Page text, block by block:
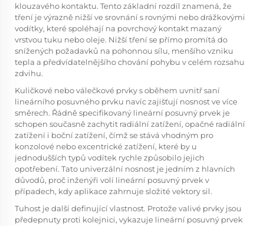
klouzavého kontaktu. Tento základní rozdíl znamená, že
tření je výrazně nižší ve srovnání s rovnými nebo drážkovými
vodítky, které spoléhají na povrchový kontakt mazaný
vrstvou tuku nebo oleje. Nižší tření se přímo promítá do
snížených požadavků na pohonnou sílu, menšího vzniku
tepla a předvídatelnějšího chování pohybu v celém rozsahu
zdvihu.
Kuličkové nebo válečkové prvky s oběhem uvnitř saní
lineárního posuvného prvku navíc zajišťují nosnost ve více
směrech. Řádně specifikovaný lineární posuvný prvek je
schopen současně zachytit radiální zatížení, opačné radiální
zatížení i boční zatížení, čímž se stává vhodným pro
konzolové nebo excentrické zatížení, které by u
jednodušších typů vodítek rychle způsobilo jejich
opotřebení. Tato univerzální nosnost je jedním z hlavních
důvodů, proč inženýři volí lineární posuvný prvek v
případech, kdy aplikace zahrnuje složité vektory sil.
Tuhost je další definující vlastnost. Protože valivé prvky jsou
předepnuty proti kolejnici, vykazuje lineární posuvný prvek